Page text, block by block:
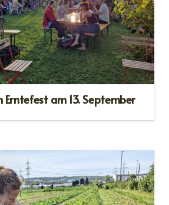
Erntefest am 13. September